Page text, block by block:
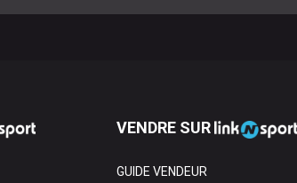
VENDRE SUR
GUIDE VENDEUR